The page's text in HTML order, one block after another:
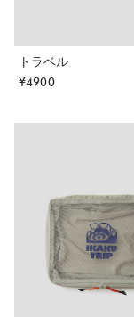
トラベル
¥4900